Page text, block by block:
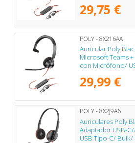
29,75 €
POLY - 8X216AA
Auricular Poly
Microsoft Teams
con Micrófono/
29,99 €
POLY - 8X2J9A6
Auriculares Poly
Adaptador USB-
USB Tipo-C/